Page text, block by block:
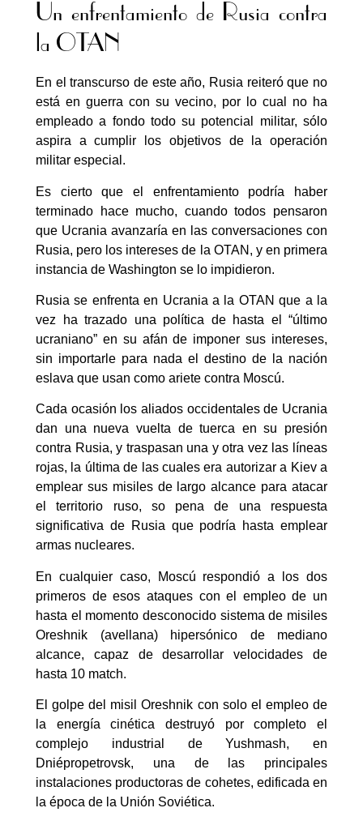
Un enfrentamiento de Rusia contra
la OTAN
En el transcurso de este año, Rusia reiteró que no
está en guerra con su vecino, por lo cual no ha
empleado a fondo todo su potencial militar, sólo
aspira a cumplir los objetivos de la operación
militar especial.
Es cierto que el enfrentamiento podría haber
terminado hace mucho, cuando todos pensaron
que Ucrania avanzaría en las conversaciones con
Rusia, pero los intereses de la OTAN, y en primera
instancia de Washington se lo impidieron.
Rusia se enfrenta en Ucrania a la OTAN que a la
vez ha trazado una política de hasta el “último
ucraniano” en su afán de imponer sus intereses,
sin importarle para nada el destino de la nación
eslava que usan como ariete contra Moscú.
Cada ocasión los aliados occidentales de Ucrania
dan una nueva vuelta de tuerca en su presión
contra Rusia, y traspasan una y otra vez las líneas
rojas, la última de las cuales era autorizar a Kiev a
emplear sus misiles de largo alcance para atacar
el territorio ruso, so pena de una respuesta
significativa de Rusia que podría hasta emplear
armas nucleares.
En cualquier caso, Moscú respondió a los dos
primeros de esos ataques con el empleo de un
hasta el momento desconocido sistema de misiles
Oreshnik (avellana) hipersónico de mediano
alcance, capaz de desarrollar velocidades de
hasta 10 match.
El golpe del misil Oreshnik con solo el empleo de
la energía cinética destruyó por completo el
complejo industrial de Yushmash, en
Dniépropetrovsk, una de las principales
instalaciones productoras de cohetes, edificada en
la época de la Unión Soviética.